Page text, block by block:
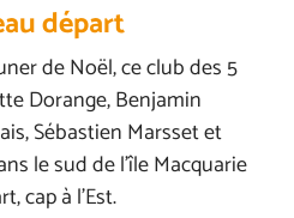
départ
de Noël, ce club des 5
Dorange, Benjamin
Sébastien Marsset et
le sud de l’île Macquarie
cap à l’Est.